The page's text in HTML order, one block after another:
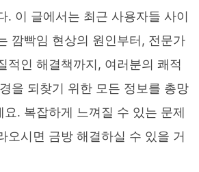
. 이 글에서는 최근 사용자들 사이
깜빡임 현상의 원인부터, 전문가
적인 해결책까지, 여러분의 쾌적
을 되찾기 위한 모든 정보를 총망
요. 복잡하게 느껴질 수 있는 문제
오시면 금방 해결하실 수 있을 거